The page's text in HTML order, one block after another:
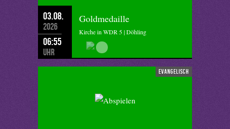
03.08.
2026
06:55
Uhr
Goldmedaille
Kirche in WDR 5 | Döhling
evangelisch